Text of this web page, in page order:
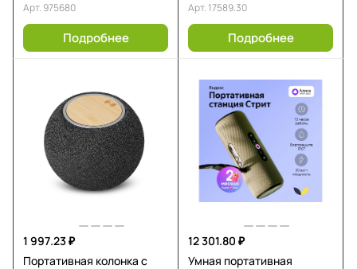
Арт. 975680
Подробнее
Арт. 17589.30
Подробнее
1 997.23 ₽
Портативная колонка с
12 301.80 ₽
Умная портативная